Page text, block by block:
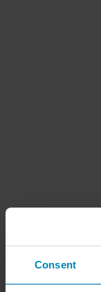
Consent